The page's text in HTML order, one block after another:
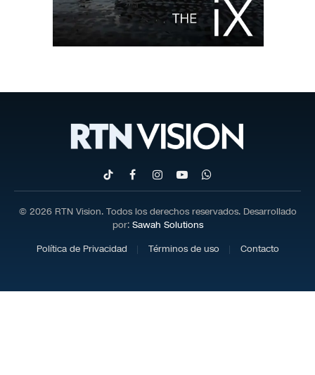
TikTokFacebookInstagram
YouTubeWhatsApp
© 2026 RTN Vision. Todos los derechos reservados. Desarrollado
por: Sawah Solutions
Política de Privacidad
Términos de uso Contacto